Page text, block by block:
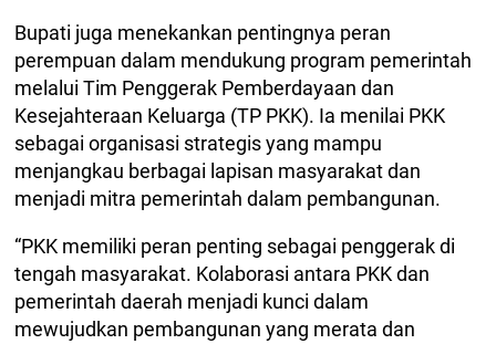
Bupati juga menekankan pentingnya peran
perempuan dalam mendukung program pemerintah
melalui Tim Penggerak Pemberdayaan dan
Kesejahteraan Keluarga (TP PKK). Ia menilai PKK
sebagai organisasi strategis yang mampu
menjangkau berbagai lapisan masyarakat dan
menjadi mitra pemerintah dalam pembangunan.
“PKK memiliki peran penting sebagai penggerak di
tengah masyarakat. Kolaborasi antara PKK dan
pemerintah daerah menjadi kunci dalam
mewujudkan pembangunan yang merata dan